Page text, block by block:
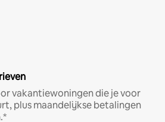
vakantiewoningen die je voor
plus maandelijkse betalingen